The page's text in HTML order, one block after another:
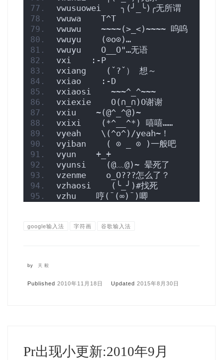
vwusuowei    ╮(╯_╰)╭无所谓
vwuwa    T^T
vwuwu    ~~~~(>_<)~~~~ 呜呜
vwuyu    (⊙o⊙)…
vwuyu    O__O"…无语
vxi    :-P
vxiang    (ˇ?ˇ） 想～
vxiao    :-D
vxiaosi    ~~~^_^~~~
vxiexie    O(∩_∩)O谢谢
vxiu    ~(@^_^@)~
vxixi    (*^__^*) 嘻嘻……
vyeah    \(^o^)/yeah~！
vyiban    ( ⊙ _ ⊙ )一般吧
vyun    +_+
vyunsi    (@﹏@)~ 晕死了
vzenme    o_O???怎么了？
vzhaosi    (╰_╯)#找死
vzhu    哼(ˉ(∞)ˉ)唧
google输入法 字符画 谷歌输入法
by 天毅
Published2010年11月18日 Updated2015年8月30日
Pr出现小更新:2010年9月